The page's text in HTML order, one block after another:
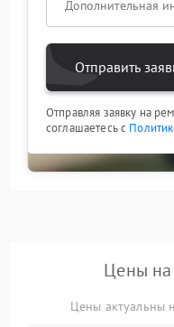
Отправить
Отправляя заявку на
соглашаетесь с
Цены на
Цены актуальны